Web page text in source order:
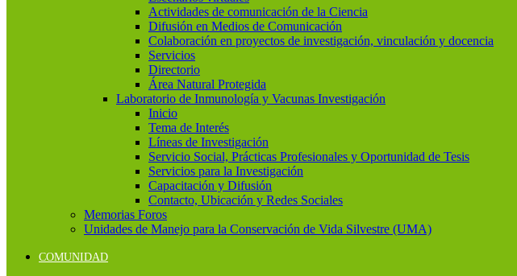
Actividades de comunicación de la Ciencia
Difusión en Medios de Comunicación
Colaboración en proyectos de investigación, vinculación y docencia
Servicios
Directorio
Área Natural Protegida
Laboratorio de Inmunología y Vacunas Investigación
Inicio
Tema de Interés
Líneas de Investigación
Servicio Social, Prácticas Profesionales y Oportunidad de Tesis
Servicios para la Investigación
Capacitación y Difusión
Contacto, Ubicación y Redes Sociales
Memorias Foros
Unidades de Manejo para la Conservación de Vida Silvestre (UMA)
COMUNIDAD